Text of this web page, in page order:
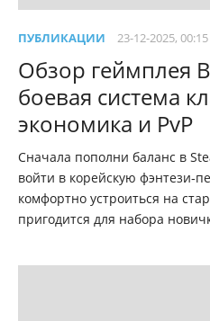
ПУБЛИКАЦИИ 23-12-2025, 00:15
Обзор геймплея
боевая система
экономика и PvP
Сначала пополни баланс в
войти в корейскую
комфортно устроиться на
пригодится для набора